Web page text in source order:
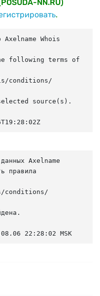
NN.RU)
.
Whois
following terms of
conditions/
source(s).
Axelname
правила
conditions/
22:28:02 MSK